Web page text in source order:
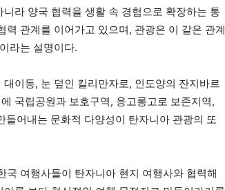
라 양국 협력을 생활 속 경험으로 확장하는 통
관계를 이어가고 있으며, 관광은 이 같은 관계
라는 설명이다.
이동, 눈 덮인 킬리만자로, 인도양의 잔지바르
국립공원과 보호구역, 응고롱고로 보존지역,
어내는 문화적 다양성이 탄자니아 관광의 또
여행사들이 탄자니아 현지 여행사와 협력해